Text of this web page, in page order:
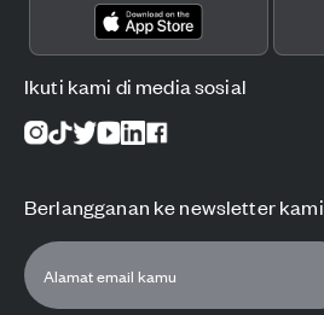
Ikuti kami di media sosial
Berlangganan ke newsletter kami